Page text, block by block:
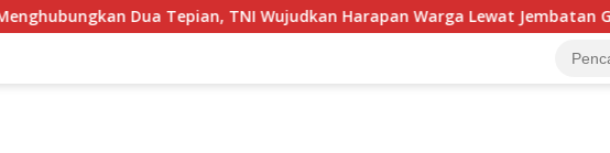
TNI Wujudkan Harapan Warga Lewat Jembatan Gantung Sungai Menaula